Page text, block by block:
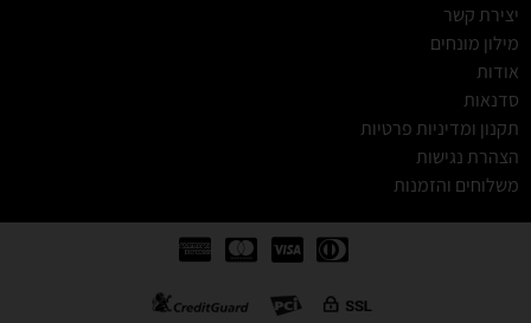
יצירת קשר
מילון מונחים
אודות
סדנאות
תקנון ומדיניות פרטיות
הצהרת נגישות
משלוחים והזמנות